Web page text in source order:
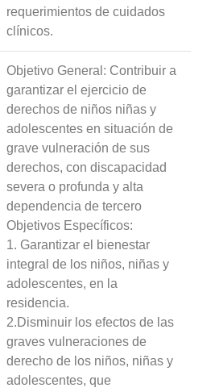
requerimientos de cuidados
clínicos.
Objetivo General: Contribuir a
garantizar el ejercicio de
derechos de niños niñas y
adolescentes en situación de
grave vulneración de sus
derechos, con discapacidad
severa o profunda y alta
dependencia de tercero
Objetivos Específicos:
1. Garantizar el bienestar
integral de los niños, niñas y
adolescentes, en la
residencia.
2.Disminuir los efectos de las
graves vulneraciones de
derecho de los niños, niñas y
adolescentes, que